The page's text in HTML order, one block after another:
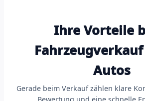
Ihre Vorteile
Autos
Gerade beim Verkauf zählen klare